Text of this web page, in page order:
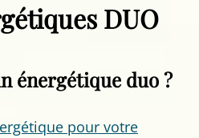
DUO
énergétique duo ?
pour votre